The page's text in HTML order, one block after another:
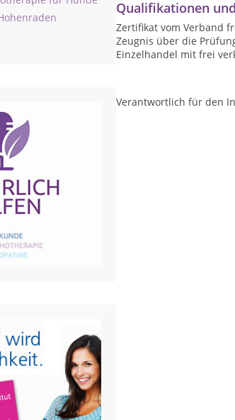
Qualifikationen
Zertifikat vom Verband
Zeugnis über die
Einzelhandel mit frei
Verantwortlich für den